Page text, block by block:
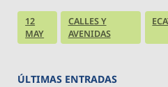
12
MAY
CALLES Y
AVENIDAS
ÚLTIMAS ENTRADAS